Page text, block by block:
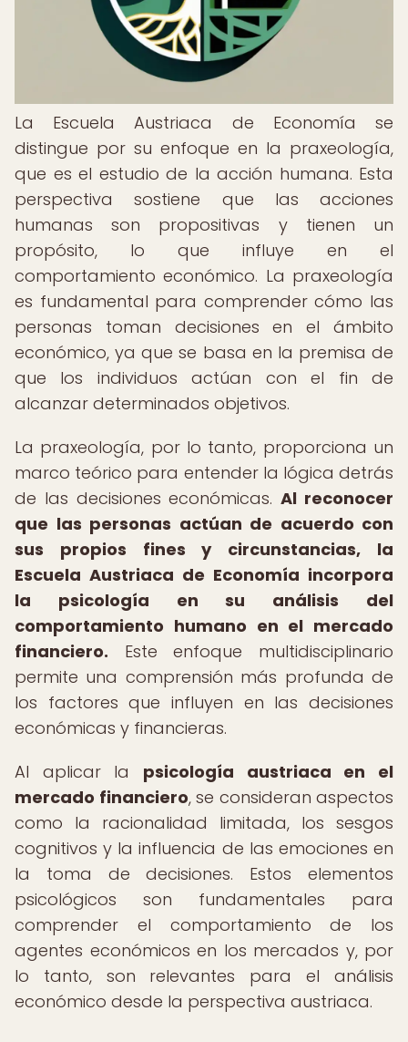
La Escuela Austriaca de Economía se
distingue por su enfoque en la praxeología,
que es el estudio de la acción humana. Esta
perspectiva sostiene que las acciones
humanas son propositivas y tienen un
propósito, lo que influye en el
comportamiento económico. La praxeología
es fundamental para comprender cómo las
personas toman decisiones en el ámbito
económico, ya que se basa en la premisa de
que los individuos actúan con el fin de
alcanzar determinados objetivos.
La praxeología, por lo tanto, proporciona un
marco teórico para entender la lógica detrás
de las decisiones económicas.Al reconocer
que las personas actúan de acuerdo con
sus propios fines y circunstancias, la
Escuela Austriaca de Economía incorpora
la psicología en su análisis del
comportamiento humano en el mercado
financiero. Este enfoque multidisciplinario
permite una comprensión más profunda de
los factores que influyen en las decisiones
económicas y financieras.
Al aplicar la psicología austriaca en el
mercado financiero, se consideran aspectos
como la racionalidad limitada, los sesgos
cognitivos y la influencia de las emociones en
la toma de decisiones. Estos elementos
psicológicos son fundamentales para
comprender el comportamiento de los
agentes económicos en los mercados y, por
lo tanto, son relevantes para el análisis
económico desde la perspectiva austriaca.